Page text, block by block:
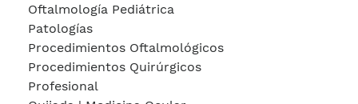
Oftalmología Pediátrica
Patologías
Procedimientos Oftalmológicos
Procedimientos Quirúrgicos
Profesional